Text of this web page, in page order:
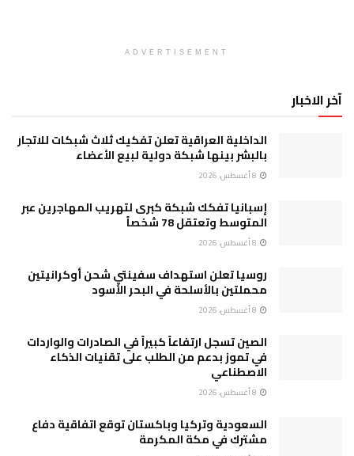
ADVERTISEMENT
آخر الاخبار
الداخلية العراقية تعلن تفكيك ثلاث شبكات للاتجار
بالبشر بينها شبكة دولية لبيع الأعضاء
إسبانيا تفكك شبكة كبرى لتهريب المهاجرين عبر
المتوسط وتعتقل 78 شخصاً
روسيا تعلن استهداف سفينتي شحن أوكرانيتين
محملتين بالأسلحة في البحر الأسود
الصين تسجل ارتفاعاً كبيراً في الصادرات والواردات
في تموز بدعم من الطلب على تقنيات الذكاء
الاصطناعي
السعودية وتركيا وباكستان توقع اتفاقية دفاع
مشترك في مكة المكرمة